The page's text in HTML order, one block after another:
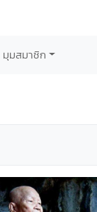
มุมสมาชิก